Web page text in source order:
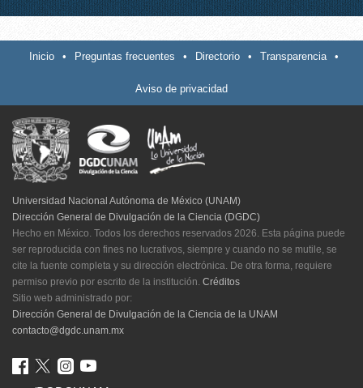
Inicio • Preguntas frecuentes • Directorio • Transparencia •
Aviso de privacidad
Universidad Nacional Autónoma de México (UNAM)
Dirección General de Divulgación de la Ciencia (DGDC)
Hecho en México. Todos los derechos reservados 2026. Esta página puede
ser reproducida con fines no lucrativos, siempre y cuando no se mutile, se
cite la fuente completa y su dirección electrónica. De otra forma, requiere
permiso previo por escrito de la institución. Créditos
Sitio web administrado por:
Dirección General de Divulgación de la Ciencia de la UNAM
contacto@dgdc.unam.mx